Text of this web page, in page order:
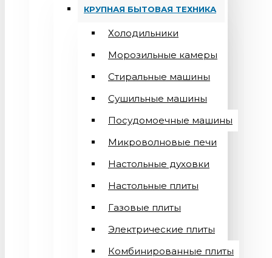
КРУПНАЯ БЫТОВАЯ ТЕХНИКА
Холодильники
Морозильные камеры
Стиральные машины
Сушильные машины
Посудомоечные машины
Микроволновые печи
Настольные духовки
Настольные плиты
Газовые плиты
Электрические плиты
Комбинированные плиты